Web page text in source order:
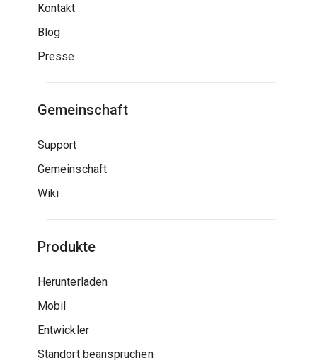
Kontakt
Blog
Presse
Gemeinschaft
Support
Gemeinschaft
Wiki
Produkte
Herunterladen
Mobil
Entwickler
Standort beanspruchen